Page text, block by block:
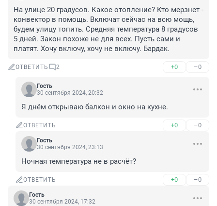
На улице 20 градусов. Какое отопление? Кто мерзнет -
конвектор в помощь. Включат сейчас на всю мощь,
будем улицу топить. Средняя температура 8 градусов
5 дней. Закон похоже не для всех. Пусть сами и
платят. Хочу включу, хочу не включу. Бардак.
ОТВЕТИТЬ 2 +0 –0
Гость
30 сентября 2024, 20:32
Я днём открываю балкон и окно на кухне.
ОТВЕТИТЬ +0 –0
Гость
30 сентября 2024, 23:13
Ночная температура не в расчёт?
ОТВЕТИТЬ +0 –0
Гость
30 сентября 2024, 17:32